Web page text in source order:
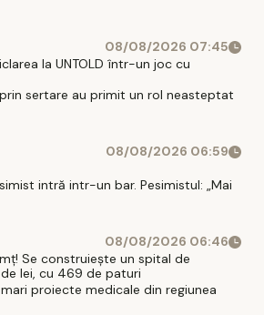
08/08/2026 07:45
la UNTOLD într-un joc cu
sertare au primit un rol neasteptat
08/08/2026 06:59
intră intr-un bar. Pesimistul: „Mai
08/08/2026 06:46
Se construiește un spital de
lei, cu 469 de paturi
proiecte medicale din regiunea